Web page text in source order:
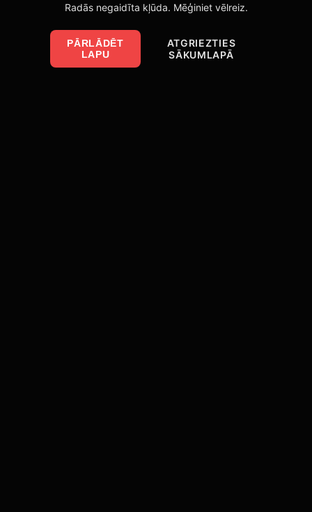
Radās negaidīta kļūda. Mēģiniet vēlreiz.
PĀRLĀDĒT
LAPU
ATGRIEZTIES
SĀKUMLAPĀ